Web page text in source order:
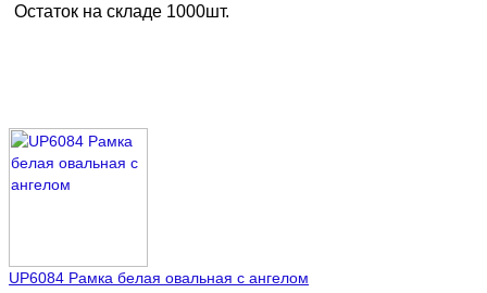
Остаток на складе 1000шт.
UP6084 Рамка белая овальная с ангелом